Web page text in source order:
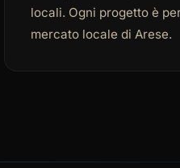
locali. Ogni progetto è
mercato locale di Arese.